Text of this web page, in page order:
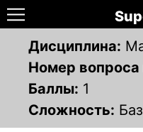
Дисциплина:
Номер вопроса
Баллы: 1
Сложность: